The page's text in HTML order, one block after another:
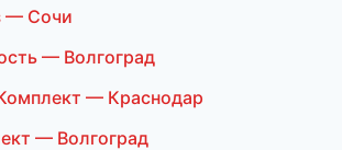
— Сочи
— Волгоград
— Краснодар
— Волгоград